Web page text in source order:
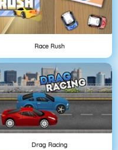
Race Rush
Drag Racing